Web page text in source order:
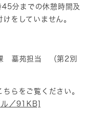
分までの休憩時間及
をしていません。
墓苑担当 （第2別
らをご覧ください。
／91KB]